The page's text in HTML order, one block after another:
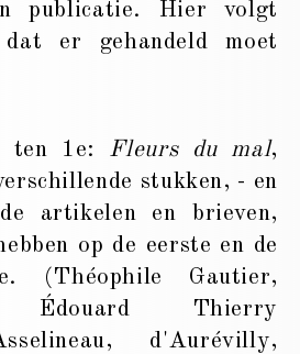
publicatie. Hier volgt
er gehandeld moet
1e: Fleurs du mal,
stukken, - en
artikelen en brieven,
op de eerste en de
(Théophile Gautier,
Édouard Thierry
d'Aurévilly,